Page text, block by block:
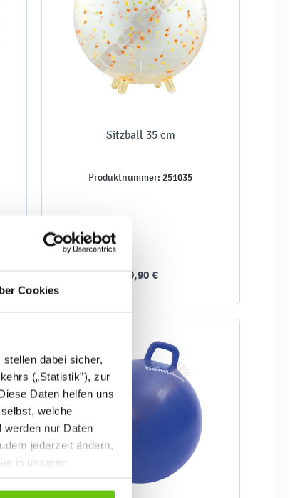
Cookies
dabei sicher,
(„Statistik”), zur
Daten helfen uns
welche
werden nur Daten
jederzeit ändern,
in unseren
Sitzball 35 cm
Produktnummer: 251035
29,90 €